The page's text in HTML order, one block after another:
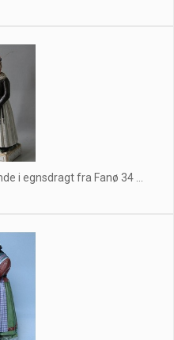
i egnsdragt fra Fanø 34 ...